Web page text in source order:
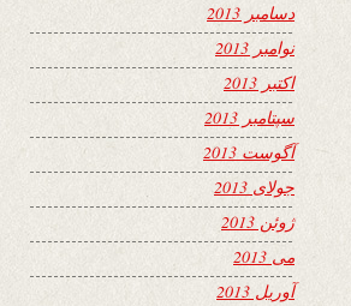
دسامبر 2013
نوامبر 2013
اکتبر 2013
سپتامبر 2013
آگوست 2013
جولای 2013
ژوئن 2013
می 2013
آوریل 2013